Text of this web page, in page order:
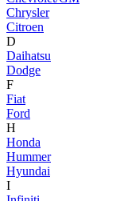
Chrysler
Citroen
D
Daihatsu
Dodge
F
Fiat
Ford
H
Honda
Hummer
Hyundai
I